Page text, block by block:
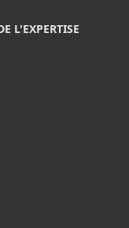
L'EXPERTISE